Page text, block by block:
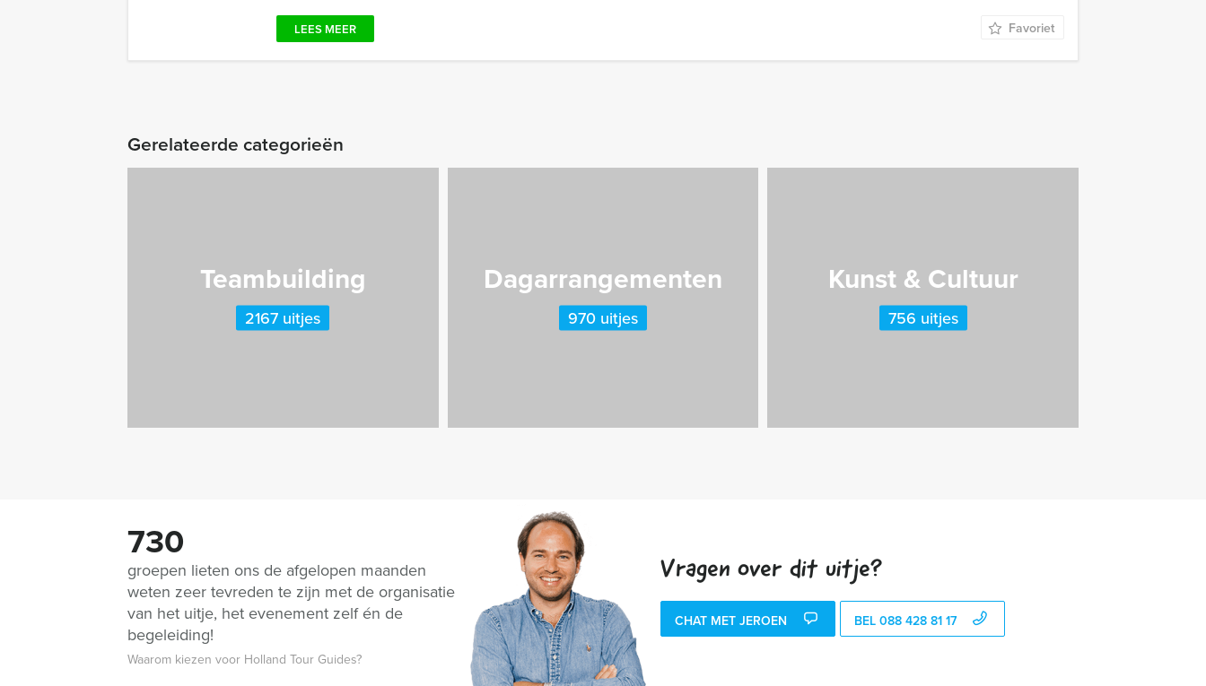
LEES MEER Favoriet
Gerelateerde categorieën
Teambuilding
2167 uitjes
Dagarrangementen
970 uitjes
Kunst & Cultuur
756 uitjes
730
groepen lieten ons de afgelopen maanden
weten zeer tevreden te zijn met de organisatie
van het uitje, het evenement zelf én de
begeleiding!
Waarom kiezen voor Holland Tour Guides?
Vragen over dit uitje?
CHAT MET JEROEN BEL 088 428 81 17